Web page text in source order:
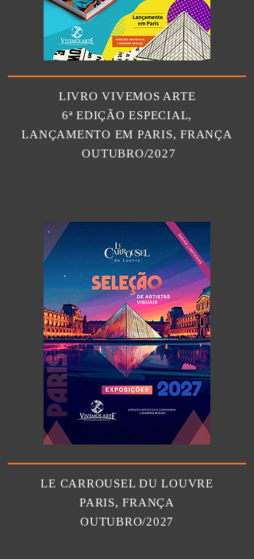
LIVRO VIVEMOS ARTE
6ª EDIÇÃO ESPECIAL,
LANÇAMENTO EM PARIS, FRANÇA
OUTUBRO/2027
LE CARROUSEL DU LOUVRE
PARIS, FRANÇA
OUTUBRO/2027